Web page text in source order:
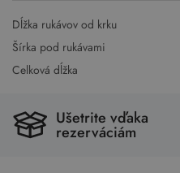
Dĺžka rukávov od krku
Šírka pod rukávami
Celková dĺžka
Ušetrite vďaka
rezerváciám